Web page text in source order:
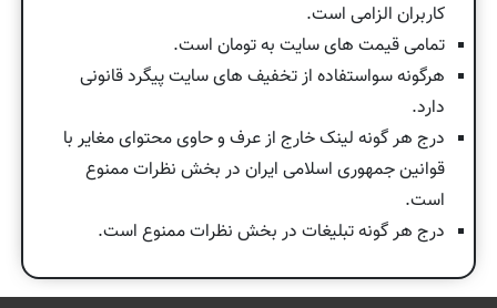
کاربران الزامی است.
تمامی قیمت های سایت به تومان است.
هرگونه سواستفاده از تخفیف های سایت پیگرد قانونی
دارد.
درج هر گونه لینک خارج از عرف و حاوی محتوای مغایر با
قوانین جمهوری اسلامی ایران در بخش نظرات ممنوع
است.
درج هر گونه تبلیغات در بخش نظرات ممنوع است.